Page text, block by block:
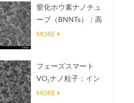
窒化ホウ素ナノチュ
ーブ（BNNTs）：高
熱伝導放熱フィラー
MORE
フェーズスマート
VO₂ナノ粒子：イン
テリジェントな熱応
MORE